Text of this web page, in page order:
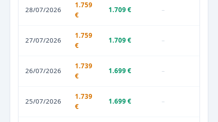
28/07/2026
1.759
€
1.709 € –
27/07/2026
1.759
€
1.709 € –
26/07/2026
1.739
€
1.699 € –
25/07/2026
1.739
€
1.699 € –